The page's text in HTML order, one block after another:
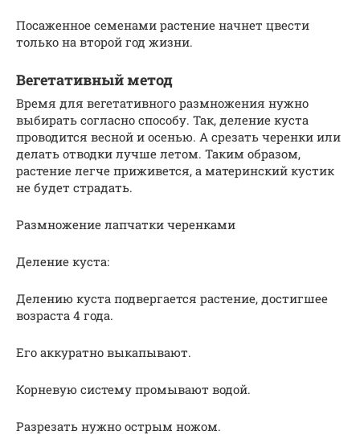
Посаженное семенами растение начнет цвести
только на второй год жизни.
Вегетативный метод
Время для вегетативного размножения нужно
выбирать согласно способу. Так, деление куста
проводится весной и осенью. А срезать черенки или
делать отводки лучше летом. Таким образом,
растение легче приживется, а материнский кустик
не будет страдать.
Размножение лапчатки черенками
Деление куста:
Делению куста подвергается растение, достигшее
возраста 4 года.
Его аккуратно выкапывают.
Корневую систему промывают водой.
Разрезать нужно острым ножом.